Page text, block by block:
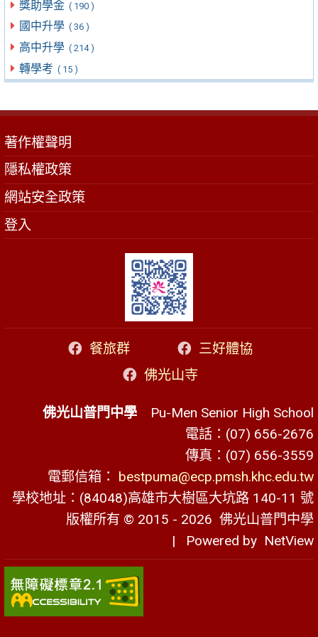
獎助學金 ( 190 )
國中升學 ( 36 )
高中升學 ( 214 )
轉學考 ( 15 )
著作權聲明
隱私權政策
網站安全政策
登入
餐旅群
三好體協
佛光山寺
佛光山普門中學 Pu-Men Senior High School
電話：(07) 656-2676
傳真：(07) 656-3559
電郵信箱： bestpuma@ecp.pmsh.khc.edu.tw
學校地址：(84048)高雄市大樹區大坑路 140-11 號
版權所有 © 2015 - 2026 佛光山普門中學
| Powered by NetView